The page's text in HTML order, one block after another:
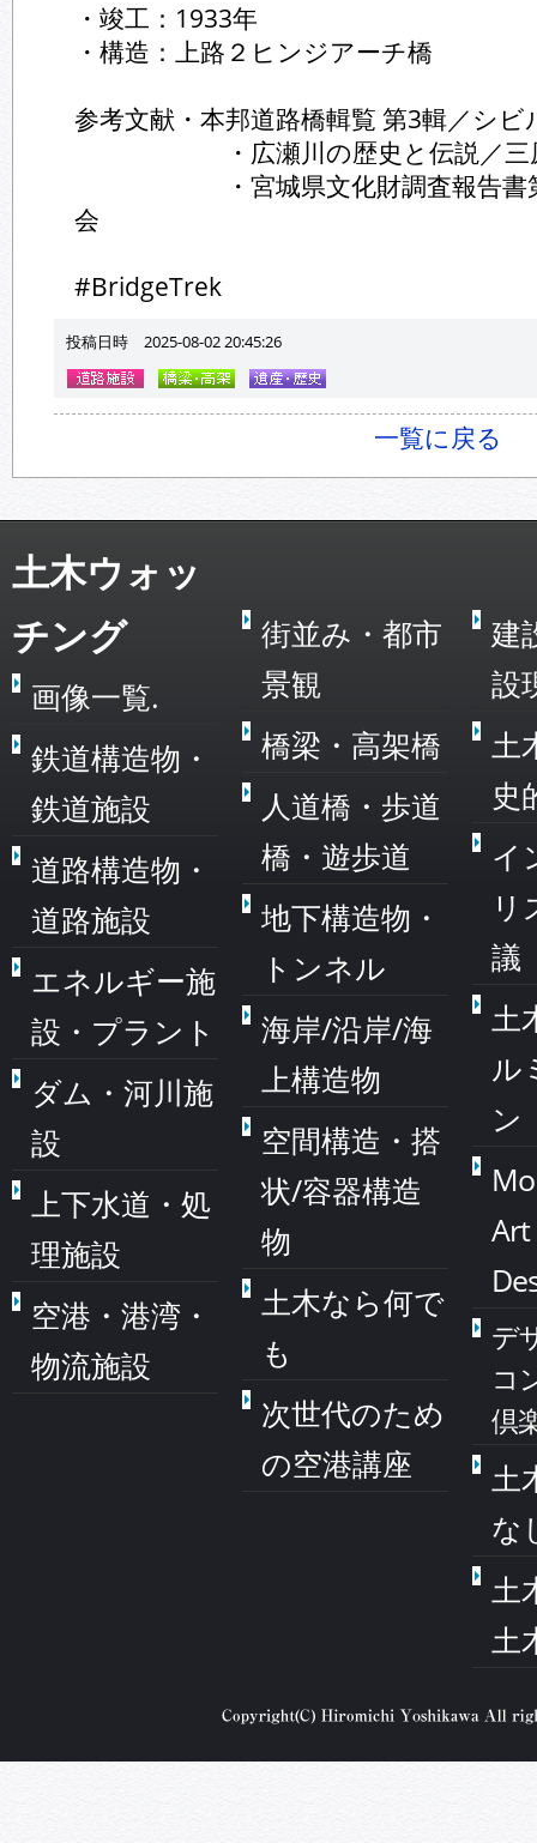
・竣工：1933年
・構造：上路２ヒンジアーチ橋
参考文献・本邦道路橋輯覧 第3輯／シビ
・広瀬川の歴史と伝説／三
・宮城県文化財調査報告書第
会
#BridgeTrek
投稿日時 2025-08-02 20:45:26
一覧に戻る
土木ウォッ
チング
画像一覧.
鉄道構造物・
鉄道施設
道路構造物・
道路施設
エネルギー施
設・プラント
ダム・河川施
設
上下水道・処
理施設
空港・港湾・
物流施設
街並み・都市
景観
橋梁・高架橋
人道橋・歩道
橋・遊歩道
地下構造物・
トンネル
海岸/沿岸/海
上構造物
空間構造・搭
状/容器構造
物
土木なら何で
も
次世代のため
の空港講座
建
設
土
史
イ
リ
議
土
ル
ン
デ
コ
倶
土
な
土
土